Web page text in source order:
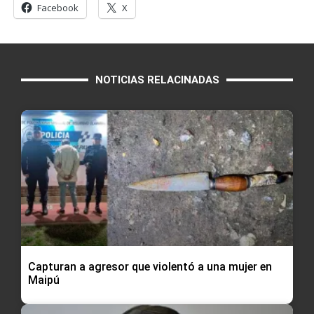
Facebook X
NOTICIAS RELACINADAS
Capturan a agresor que violentó a una mujer en
Maipú